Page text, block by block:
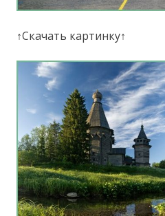
↑Скачать картинку↑